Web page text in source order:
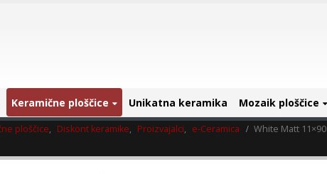
Keramične ploščice Unikatna keramika Mozaik ploščice
ploščice, Diskont keramike, Proizvajalci, e-Ceramica White Matt 11×90